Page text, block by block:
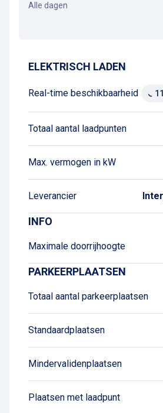
Alle dagen
ELEKTRISCH LADEN
Real-time beschikbaarheid
Totaal aantal laadpunten
Max. vermogen in kW
Leverancier
INFO
Maximale doorrijhoogte
PARKEERPLAATSEN
Totaal aantal parkeerplaatsen
Standaardplaatsen
Mindervalidenplaatsen
Plaatsen met laadpunt